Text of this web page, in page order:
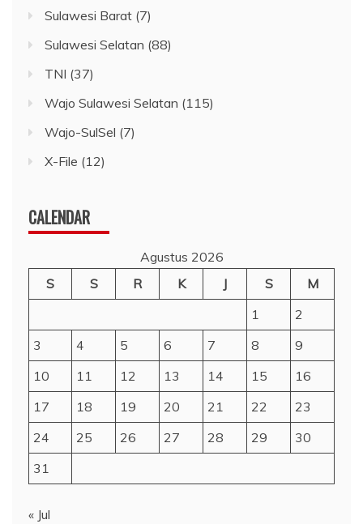
Sulawesi Barat (7)
Sulawesi Selatan (88)
TNI (37)
Wajo Sulawesi Selatan (115)
Wajo-SulSel (7)
X-File (12)
CALENDAR
Agustus 2026
S
S R K J S
M
1
2
3
4 5 6 7 8
9
10
11 12 13 14 15
16
17
18 19 20 21 22
23
24
25 26 27 28 29
30
31
« Jul